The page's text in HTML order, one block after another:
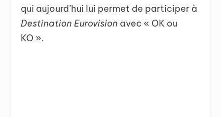
qui aujourd’hui lui permet de participer à
Destination Eurovision avec « OK ou
KO ».